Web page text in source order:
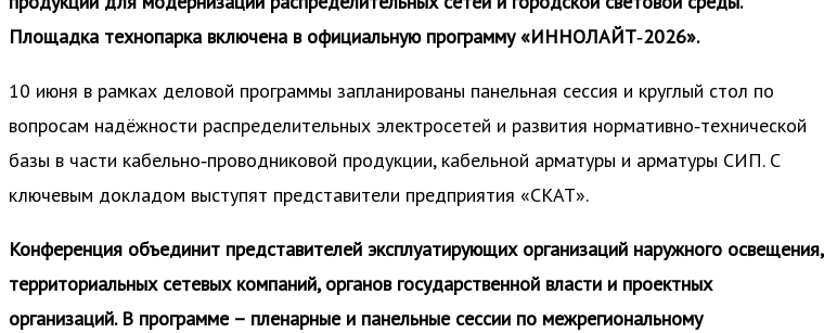
Площадка технопарка включена в официальную программу «ИННОЛАЙТ‑2026».
10 июня в рамках деловой программы запланированы панельная сессия и круглый стол по
вопросам надёжности распределительных электросетей и развития нормативно‑технической
базы в части кабельно‑проводниковой продукции, кабельной арматуры и арматуры СИП. С
ключевым докладом выступят представители предприятия «СКАТ».
Конференция объединит представителей эксплуатирующих организаций наружного освещения,
территориальных сетевых компаний, органов государственной власти и проектных
организаций. В программе – пленарные и панельные сессии по межрегиональному